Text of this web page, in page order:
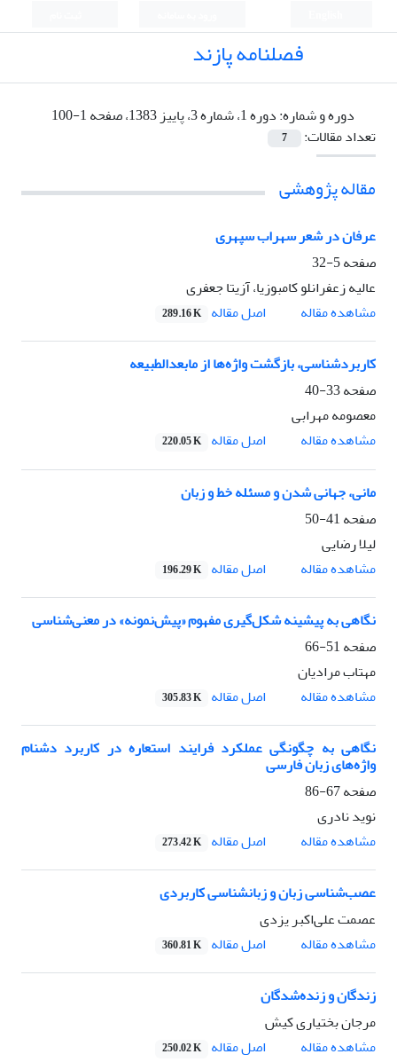
فصلنامه پازند
دوره و شماره:دوره 1، شماره 3، پاییز 1383، صفحه 1-100
تعداد مقالات:
7
مقاله پژوهشی
عرفان در شعر سهراب سپهری
صفحه5-32
عالیه زعفرانلو کامبوزیا، آزیتا جعفری
مشاهده مقاله
اصل مقاله 289.16 K
کاربردشناسی، بازگشت واژه‌ها از مابعدالطبیعه
صفحه33-40
معصومه مهرابی
مشاهده مقاله
اصل مقاله 220.05 K
مانی، جهانی شدن و مسئله خط و زبان
صفحه41-50
لیلا رضایی
مشاهده مقاله
اصل مقاله 196.29 K
نگاهی به پیشینه شکل‌گیری مفهوم «پیش‌نمونه» در معنی‌شناسی
صفحه51-66
مهتاب مرادیان
مشاهده مقاله
اصل مقاله 305.83 K
نگاهی به چگونگی عملکرد فرایند استعاره در کاربرد دشنام
واژه‌های زبان فارسی
صفحه67-86
نوید نادری
مشاهده مقاله
اصل مقاله 273.42 K
عصب‌شناسی زبان و زبانشناسی کاربردی
عصمت علی‌اکبر یزدی
مشاهده مقاله
اصل مقاله 360.81 K
زندگان و زنده‌شدگان
مرجان بختیاری کیش
مشاهده مقاله
اصل مقاله 250.02 K